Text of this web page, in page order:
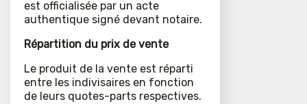
est officialisée par un acte
authentique signé devant notaire.
Répartition du prix de vente
Le produit de la vente est réparti
entre les indivisaires en fonction
de leurs quotes-parts respectives.